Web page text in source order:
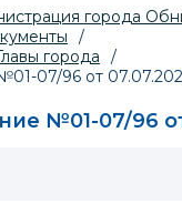
города
/
города
/
07/96 от
№01-07/96